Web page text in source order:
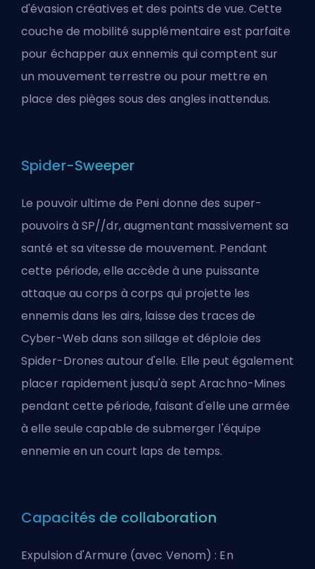
d'évasion créatives et des points de vue. Cette
couche de mobilité supplémentaire est parfaite
pour échapper aux ennemis qui comptent sur
un mouvement terrestre ou pour mettre en
place des pièges sous des angles inattendus.
Spider-Sweeper
Le pouvoir ultime de Peni donne des super-
pouvoirs à SP//dr, augmentant massivement sa
santé et sa vitesse de mouvement. Pendant
cette période, elle accède à une puissante
attaque au corps à corps qui projette les
ennemis dans les airs, laisse des traces de
Cyber-Web dans son sillage et déploie des
Spider-Drones autour d'elle. Elle peut également
placer rapidement jusqu'à sept Arachno-Mines
pendant cette période, faisant d'elle une armée
à elle seule capable de submerger l'équipe
ennemie en un court laps de temps.
Capacités de collaboration
Expulsion d'Armure (avec Venom) : En